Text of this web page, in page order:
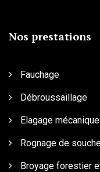
Nos prestations
Fauchage
Débroussaillage
Elagage
Rognage de
Broyage forestier